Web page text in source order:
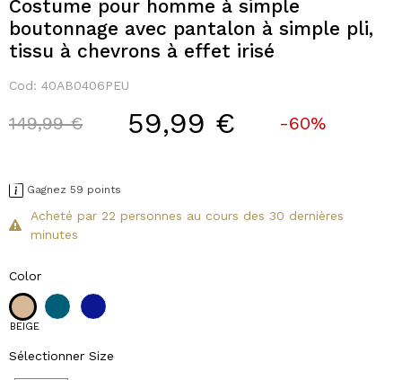
Costume pour homme à simple
boutonnage avec pantalon à simple pli,
tissu à chevrons à effet irisé
Cod: 40AB0406PEU
Price reduced from
149,99 €to 59,99 € -60%
Gagnez 59 points
Acheté par 22 personnes au cours des 30 dernières
minutes
Color
BEIGE
Sélectionner Size